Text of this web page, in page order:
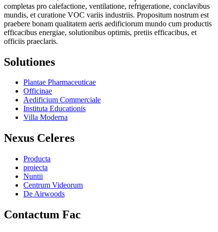
completas pro calefactione, ventilatione, refrigeratione, conclavibus
mundis, et curatione VOC variis industriis. Propositum nostrum est
praebere bonam qualitatem aeris aedificiorum mundo cum productis
efficacibus energiae, solutionibus optimis, pretiis efficacibus, et
officiis praeclaris.
Solutiones
Plantae Pharmaceuticae
Officinae
Aedificium Commerciale
Instituta Educationis
Villa Moderna
Nexus Celeres
Producta
proiecta
Nuntii
Centrum Videorum
De Airwoods
Contactum Fac